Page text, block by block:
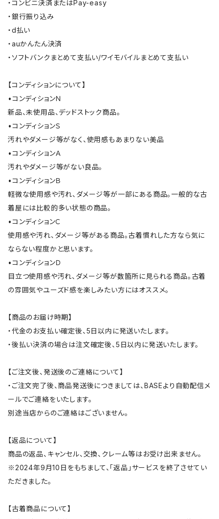
・コンビニ決済またはPay-easy
・銀行振り込み
・d払い
・auかんたん決済
・ソフトバンクまとめて支払い/ワイモバイルまとめて支払い
【コンディションについて】
•コンディションＮ
新品、未使用品、デッドストック商品。
•コンディションＳ
汚れやダメージ等がなく、使用感もあまりない美品
•コンディションＡ
汚れやダメージ等がない良品。
•コンディションＢ
軽微な使用感や汚れ、ダメージ等が一部にある商品。一般的な古
着屋には比較的多い状態の商品。
•コンディションＣ
使用感や汚れ、ダメージ等がある商品。古着慣れした方なら気に
ならない程度かと思います。
•コンディションＤ
目立つ使用感や汚れ、ダメージ等が数箇所に見られる商品。古着
の雰囲気やユーズド感を楽しみたい方にはオススメ。
【商品のお届け時期】
・代金のお支払い確定後、5日以内に発送いたします。
・後払い決済の場合は注文確定後、5日以内に発送いたします。
【ご注文後、発送後のご連絡について】
・ご注文完了後、商品発送後につきましては、BASEより自動配信メ
ールでご連絡をいたします。
別途当店からのご連絡はございません。
【返品について】
商品の返品、キャンセル、交換、クレーム等はお受け出来ません。
※2024年9月10日をもちまして、「返品」サービスを終了させてい
ただきました。
【古着商品について】